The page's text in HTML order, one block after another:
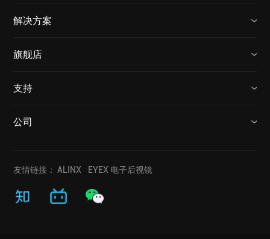
解决方案
旗舰店
支持
公司
友情链接： ALINX EYEX 电子后视镜